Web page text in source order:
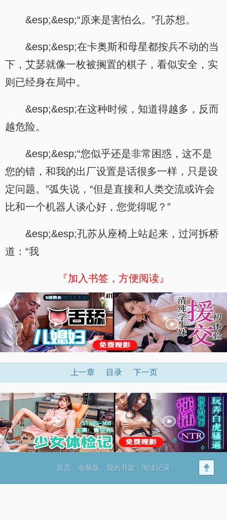
&esp;&esp;“原来是害怕么。”孔苏想。
&esp;&esp;在卡奥斯和母星都按兵不动的当
下，艾瑟就像一枚被搁置的棋子，看似安全，实
则已经身在局中。
&esp;&esp;在这种时候，知道得越多，反而
越危险。
&esp;&esp;“您似乎还是非常困惑，这不是
您的错，和我的出厂设置是话很多一样，只是设
定问题。”弧失说，“但是直接和人类交流或许会
比和一个机器人谈心好，您觉得呢？”
&esp;&esp;孔苏从座椅上站起来，过河拆桥
道：“我
『加入书签，方便阅读』
上一章 目录 下一页
首页 电脑版 我的书架 阅读记录